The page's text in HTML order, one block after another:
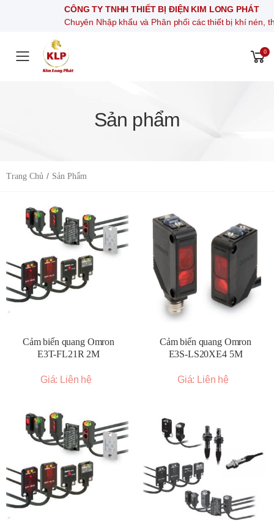
CÔNG TY TNHH THIẾT BỊ ĐIỆN KIM LONG PHÁT
Chuyên Nhập khẩu và Phân phối các thiết bị khí nén, thiết bị
Toggle mobile menu
0
Sản phẩm
Trang Chủ Sản Phẩm
Cảm biến quang Omron
E3T-FL21R 2M
Giá: Liên hệ
Cảm biến quang Omron
E3S-LS20XE4 5M
Giá: Liên hệ